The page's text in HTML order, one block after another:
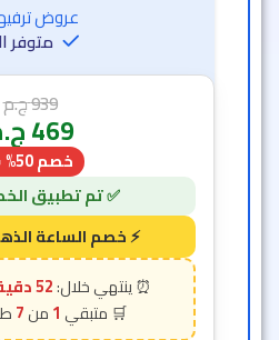
عروض
متوفر
939ج.م
469
خصم 50% 🔥
52 دقيقة و 23 ثانية
1
7